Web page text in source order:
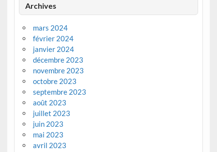
Archives
mars 2024
février 2024
janvier 2024
décembre 2023
novembre 2023
octobre 2023
septembre 2023
août 2023
juillet 2023
juin 2023
mai 2023
avril 2023